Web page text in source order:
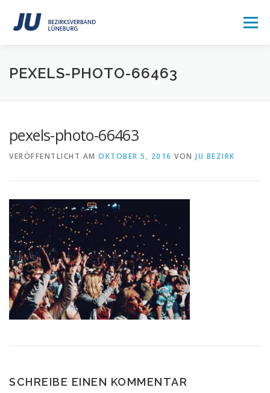
springen
Menü
HOME AKTUELLES MITGLIED WERDEN
PEXELS-PHOTO-66463
pexels-photo-66463
VERÖFFENTLICHT AM OKTOBER 5, 2016 VON JU BEZIRK
SCHREIBE EINEN KOMMENTAR